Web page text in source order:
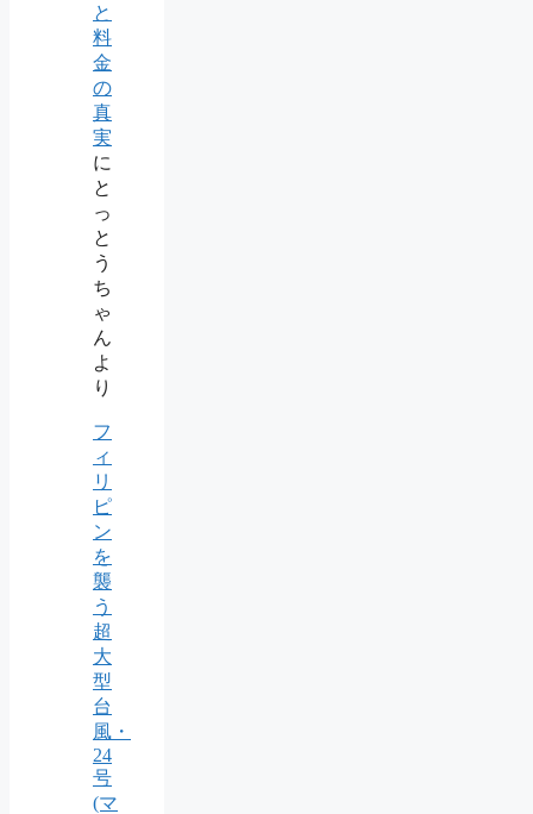
と
料
金
の
真
実
に
と
っ
と
う
ち
ゃ
ん
よ
り
フ
ィ
リ
ピ
ン
を
襲
う
超
大
型
台
風・
24
号
(マ